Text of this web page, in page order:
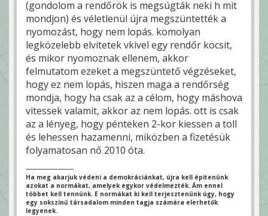
(gondolom a rendőrök is megsúgták neki h mit
mondjon) és véletlenül újra megszüntették a
nyomozást, hogy nem lopás. komolyan
legközelebb elvitetek vkivel egy rendőr kocsit,
és mikor nyomoznak ellenem, akkor
felmutatom ezeket a megszüntető végzéseket,
hogy ez nem lopás, hiszen maga a rendőrség
mondja, hogy ha csak az a célom, hogy máshova
vitessek valamit, akkor az nem lopás. ott is csak
az a lényeg, hogy pénteken 2-kor kiessen a toll
és lehessen hazamenni, miközben a fizetésük
folyamatosan nő 2010 óta.
Ha meg akarjuk védeni a demokráciánkat, újra kell épitenünk
azokat a normákat, amelyek egykor védelmezték. Ám ennel
többet kell tennünk. E normákat ki kell terjesztenünk úgy, hogy
egy sokszínű társadalom minden tagja számára elerhetők
legyenek.